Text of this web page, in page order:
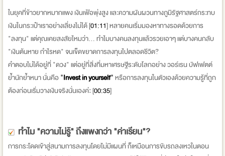
ในยุคที่ข้าวยากหมากแพง เงินเฟ้อพุ่งสูง และความผันผวนทางภูมิรัฐศาสตร์กระทบ
เงินในกระเป๋าเราอย่างเลี่ยงไม่ได้ [01:11] หลายคนเริ่มมองหาทางรอดด้วยการ
"ลงทุน" แต่คุณเคยสงสัยไหมว่า... ทำไมบางคนลงทุนแล้วรวยเอาๆ แต่บางคนกลับ
"เงินต้นหาย กำไรหด" จนเข็ดขยาดการลงทุนไปตลอดชีวิต?
คำตอบไม่ได้อยู่ที่ "ดวง" แต่อยู่ที่สิ่งที่มหาเศรษฐีระดับโลกอย่าง วอร์เรน บัฟเฟตต์
ย้ำนักย้ำหนา นั่นคือ"Invest in yourself"หรือการลงทุนในตัวเองด้วยความรู้ที่ถูก
ต้องก่อนเริ่มวางเงินจริงนั่นเองค่ะ [00:35]
ทำไม "ความไม่รู้" ถึงแพงกว่า "ค่าเรียน"?
การกระโดดเข้าสู่สนามการลงทุนโดยไม่มีแผนที่ ก็เหมือนการขับรถลงเหวในตอน